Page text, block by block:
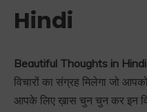
Hindi
Beautiful Thoughts in Hindi
विचारों का संग्रह मिलेगा जो
आपके लिए ख़ास चुन चुन कर इन